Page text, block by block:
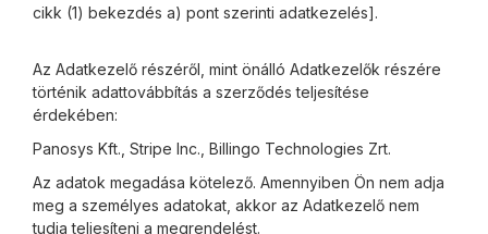
cikk (1) bekezdés a) pont szerinti adatkezelés].
Az Adatkezelő részéről, mint önálló Adatkezelők részére
történik adattovábbítás a szerződés teljesítése
érdekében:
Panosys Kft., Stripe Inc., Billingo Technologies Zrt.
Az adatok megadása kötelező. Amennyiben Ön nem adja
meg a személyes adatokat, akkor az Adatkezelő nem
tudja teljesíteni a megrendelést.